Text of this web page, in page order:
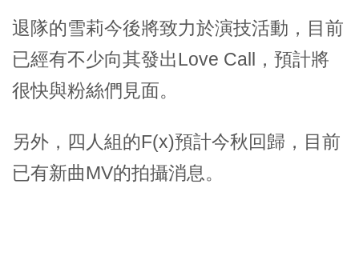
退隊的雪莉今後將致力於演技活動，目前
已經有不少向其發出Love Call，預計將
很快與粉絲們見面。
另外，四人組的F(x)預計今秋回歸，目前
已有新曲MV的拍攝消息。